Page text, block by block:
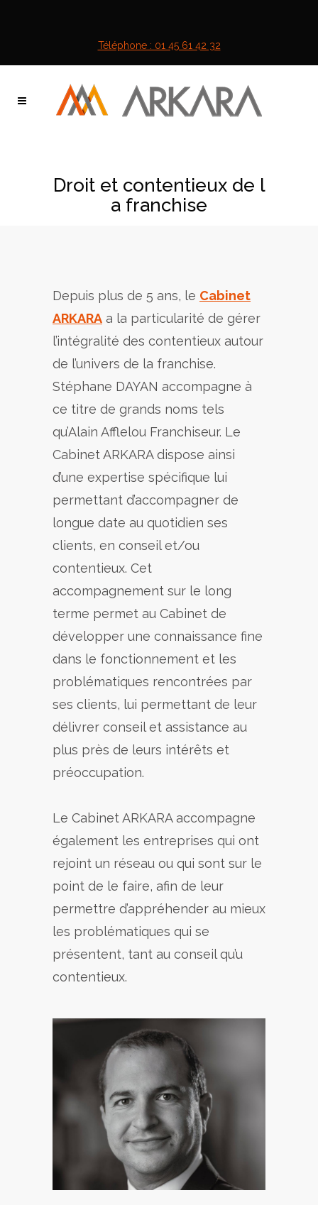
Téléphone : 01 45 61 42 32
Droit et contentieux de l
a franchise
Depuis plus de 5 ans, le Cabinet
ARKARA a la particularité de gérer
l’intégralité des contentieux autour
de l’univers de la franchise.
Stéphane DAYAN accompagne à
ce titre de grands noms tels
qu’Alain Afflelou Franchiseur. Le
Cabinet ARKARA dispose ainsi
d’une expertise spécifique lui
permettant d’accompagner de
longue date au quotidien ses
clients, en conseil et/ou
contentieux. Cet
accompagnement sur le long
terme permet au Cabinet de
développer une connaissance fine
dans le fonctionnement et les
problématiques rencontrées par
ses clients, lui permettant de leur
délivrer conseil et assistance au
plus près de leurs intérêts et
préoccupation.
Le Cabinet ARKARA accompagne
également les entreprises qui ont
rejoint un réseau ou qui sont sur le
point de le faire, afin de leur
permettre d’appréhender au mieux
les problématiques qui se
présentent, tant au conseil qu’u
contentieux.
Stéphane Dayan
Associé